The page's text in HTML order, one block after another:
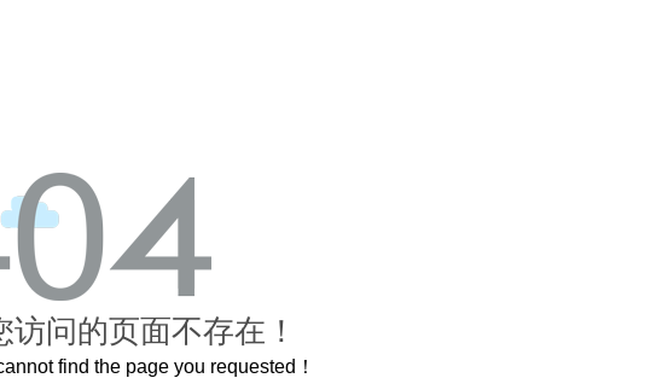
访问的页面不存在！
find the page you requested！